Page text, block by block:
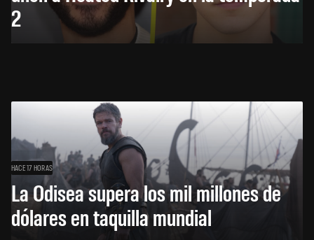
2
HACE 17 HORAS
La Odisea supera los mil millones de
dólares en taquilla mundial